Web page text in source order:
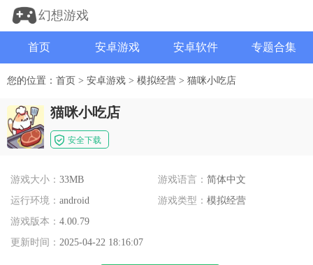
幻想游戏
首页 安卓游戏 安卓软件 专题合集
您的位置： 首页 > 安卓游戏 > 模拟经营 > 猫咪小吃店
猫咪小吃店
安全下载
游戏大小： 33MB 游戏语言：简体中文
运行环境： android 游戏类型：模拟经营
游戏版本： 4.00.79
更新时间： 2025-04-22 18:16:07